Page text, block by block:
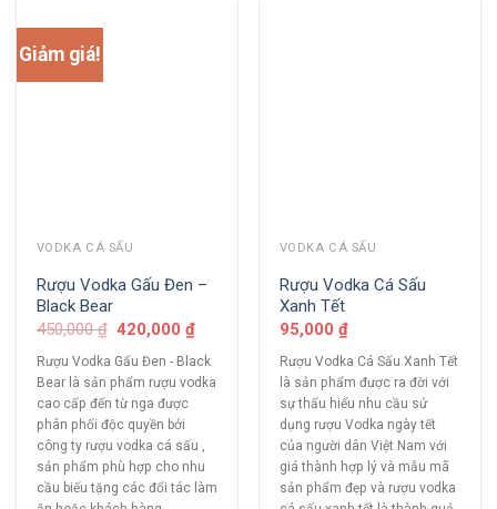
Giảm giá!
VODKA CÁ SẤU
Rượu Vodka Gấu Đen –
Black Bear
450,000₫ 420,000₫
Rượu Vodka Gấu Đen - Black
Bear là sản phẩm rượu vodka
cao cấp đến từ nga được
phân phối độc quyền bởi
công ty rượu vodka cá sấu ,
sản phẩm phù hợp cho nhu
cầu biếu tặng các đối tác làm
VODKA CÁ SẤU
Rượu Vodka Cá Sấu
Xanh Tết
95,000 ₫
Rượu Vodka Cá Sấu Xanh Tết
là sản phẩm được ra đời với
sự thấu hiểu nhu cầu sử
dụng rượu Vodka ngày tết
của người dân Việt Nam với
giá thành hợp lý và mẫu mã
sản phẩm đẹp và rượu vodka